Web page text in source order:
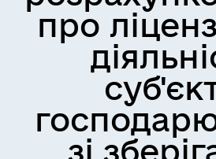
про
зі